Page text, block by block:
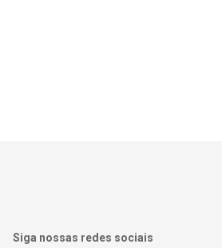
Siga nossas redes sociais